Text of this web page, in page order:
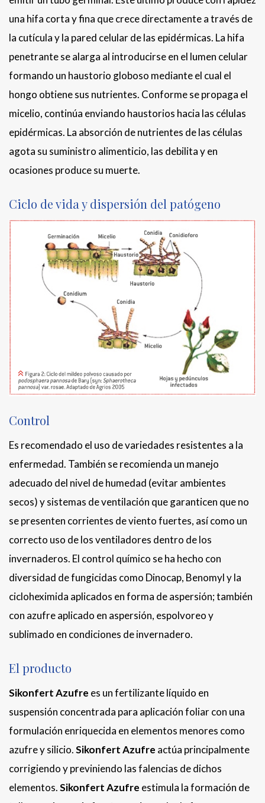
una hifa corta y fina que crece directamente a través de
la cutícula y la pared celular de las epidérmicas. La hifa
penetrante se alarga al introducirse en el lumen celular
formando un haustorio globoso mediante el cual el
hongo obtiene sus nutrientes. Conforme se propaga el
micelio, continúa enviando haustorios hacia las células
epidérmicas. La absorción de nutrientes de las células
agota su suministro alimenticio, las debilita y en
ocasiones produce su muerte.
Ciclo de vida y dispersión del patógeno
Control
Es recomendado el uso de variedades resistentes a la
enfermedad. También se recomienda un manejo
adecuado del nivel de humedad (evitar ambientes
secos) y sistemas de ventilación que garanticen que no
se presenten corrientes de viento fuertes, así como un
correcto uso de los ventiladores dentro de los
invernaderos. El control químico se ha hecho con
diversidad de fungicidas como Dinocap, Benomyl y la
cicloheximida aplicados en forma de aspersión; también
con azufre aplicado en aspersión, espolvoreo y
sublimado en condiciones de invernadero.
El producto
Sikonfert Azufre es un fertilizante líquido en
suspensión concentrada para aplicación foliar con una
formulación enriquecida en elementos menores como
azufre y silicio.Sikonfert Azufre actúa principalmente
corrigiendo y previniendo las falencias de dichos
elementos.Sikonfert Azufre estimula la formación de